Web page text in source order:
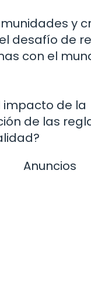
y
desafío de
con el
impacto de la
de las
Anuncios